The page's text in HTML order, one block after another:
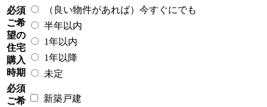
必須
ご希
望の
住宅
購入
時期
（良い物件があれば）今すぐにでも
半年以内
1年以内
1年以降
未定
必須
ご希
新築戸建